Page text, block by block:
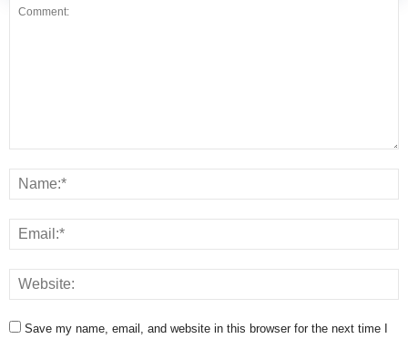
Save my name, email, and website in this browser for the next time I